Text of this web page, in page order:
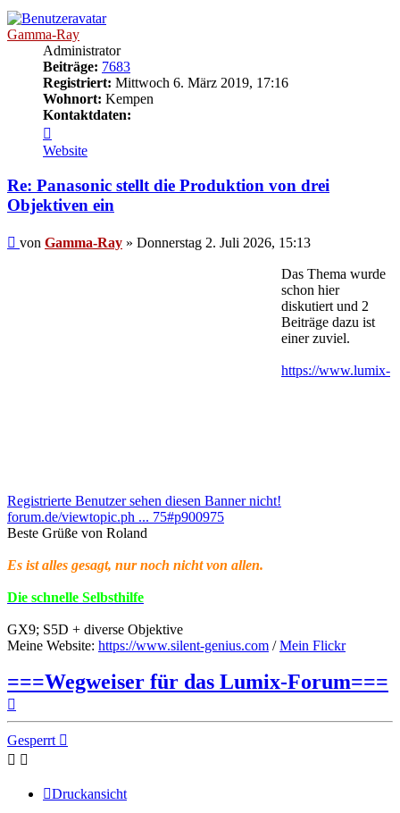
Gamma-Ray
Administrator
Beiträge: 7683
Registriert: Mittwoch 6. März 2019, 17:16
Wohnort: Kempen
Kontaktdaten:
von
Gamma-
Website
Re: Panasonic stellt die Produktion von drei
Objektiven ein
Beitrag
von Gamma-Ray » Donnerstag 2. Juli 2026, 15:13
Registrierte Benutzer sehen diesen Banner nicht!
Das Thema wurde
schon hier
diskutiert und 2
Beiträge dazu ist
einer zuviel.
https://www.lumix-
forum.de/viewtopic.ph ... 75#p900975
Beste Grüße von Roland
Es ist alles gesagt, nur noch nicht von allen.
Die schnelle Selbsthilfe
GX9; S5D + diverse Objektive
Meine Website: https://www.silent-genius.com /Mein Flickr
===Wegweiser für das Lumix-Forum===
Gesperrt
Druckansicht